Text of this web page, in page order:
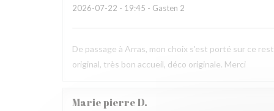
2026-07-22 - 19:45 - Gasten 2
De passage à Arras, mon choix s'est porté sur ce
original, très bon accueil, déco originale. Merci
Marie pierreD